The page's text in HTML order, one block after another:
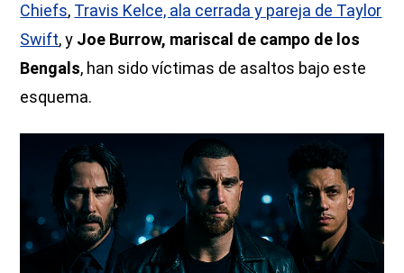
Chiefs, Travis Kelce, ala cerrada y pareja de Taylor
Swift, y Joe Burrow, mariscal de campo de los
Bengals, han sido víctimas de asaltos bajo este
esquema.